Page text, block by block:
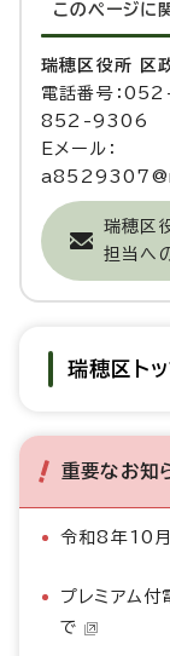
このページに
瑞穂区役所 区
電話番号：
852-9306
Eメール：
瑞穂区
担当へ
瑞穂区ト
重要なお知
令和8年10月
プレミアム
で